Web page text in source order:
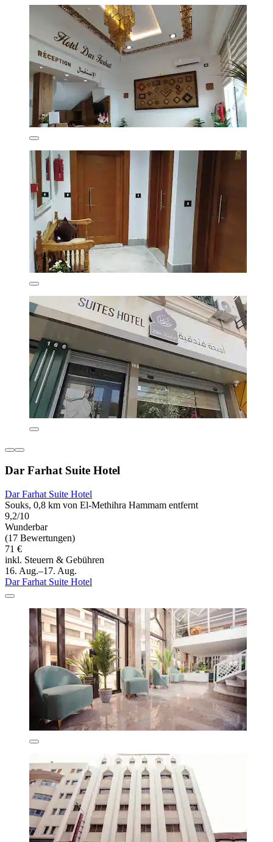
Dar Farhat Suite Hotel
Dar Farhat Suite Hotel
Souks, 0,8 km von El-Methihra Hammam entfernt
9,2/10
Wunderbar
(17 Bewertungen)
71 €
inkl. Steuern & Gebühren
16. Aug.–17. Aug.
Dar Farhat Suite Hotel